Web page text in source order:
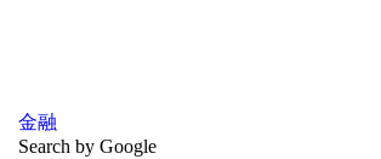
金融
Search by Google